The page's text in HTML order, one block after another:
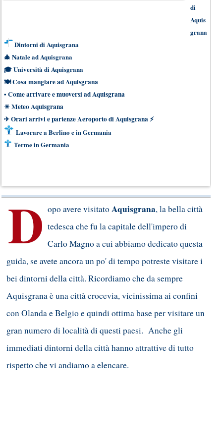
di
Aquis
grana
Dintorni di Aquisgrana
🎄 Natale ad Aquisgrana
🎓Università di Aquisgrana
🍽Cosa mangiare ad Aquisgrana
• Come arrivare e muoversi ad Aquisgrana
☀ Meteo Aquisgrana
✈Orari arrivi e partenze Aeroporto di Aquisgrana⚡
Lavorare a Berlino e in Germania
Terme in Germania
D opo avere visitatoAquisgrana, la bella città
tedesca che fu la capitale dell'impero di
Carlo Magno a cui abbiamo dedicato questa
guida, se avete ancora un po' di tempo potreste visitare i
bei dintorni della città. Ricordiamo che da sempre
Aquisgrana è una città crocevia, vicinissima ai confini
con Olanda e Belgio e quindi ottima base per visitare un
gran numero di località di questi paesi. Anche gli
immediati dintorni della città hanno attrattive di tutto
rispetto che vi andiamo a elencare.